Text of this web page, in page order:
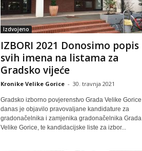
Izdvojeno
IZBORI 2021 Donosimo popis
svih imena na listama za
Gradsko vijeće
Kronike Velike Gorice - 30. travnja 2021
Gradsko izborno povjerenstvo Grada Velike Gorice
danas je objavilo pravovaljane kandidature za
gradonačelnika i zamjenika gradonačelnika Grada
Velike Gorice, te kandidacijske liste za izbor...